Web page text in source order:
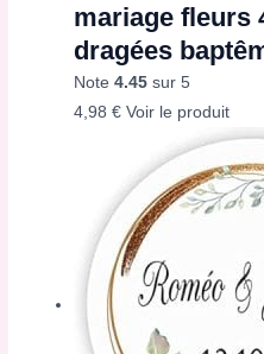
mariage fleurs
dragées
Note4.45 sur 5
4,98€ Voir le produit